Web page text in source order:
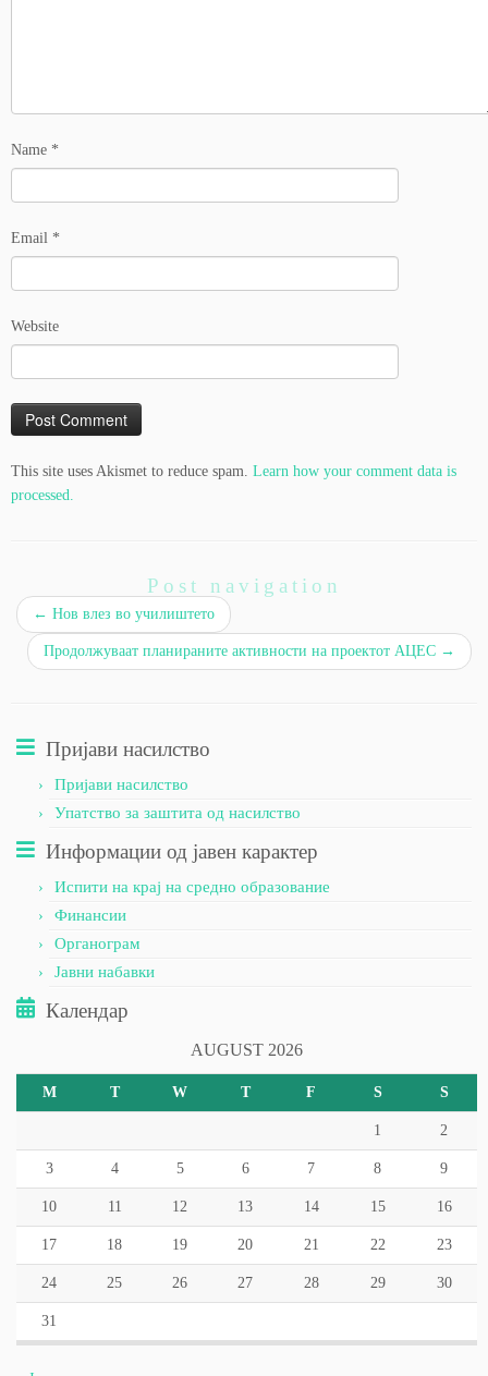
Name *
Email *
Website
This site uses Akismet to reduce spam. Learn how your comment data is
processed.
Post navigation
← Нов влез во училиштето
Продолжуваат планираните активности на проектот АЦЕС →
Пријави насилство
Пријави насилство
Упатство за заштита од насилство
Информации од јавен карактер
Испити на крај на средно образование
Финансии
Органограм
Јавни набавки
Календар
AUGUST 2026
M T W T F S S
1 2
3 4 5 6 7 8 9
10 11 12 13 14 15 16
17 18 19 20 21 22 23
24 25 26 27 28 29 30
31